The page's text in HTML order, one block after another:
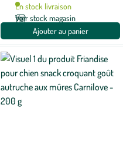
En stock livraison
Voir stock magasin
Ajouter au panier